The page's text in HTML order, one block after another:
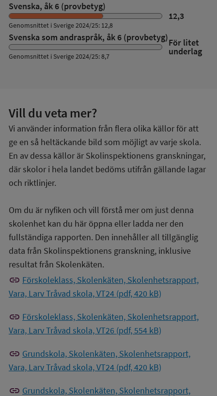
Svenska, åk 6 (provbetyg)
12,3
Genomsnittet i Sverige 2024/25: 12,8
Svenska som andraspråk, åk 6 (provbetyg)För litet
underlag
Genomsnittet i Sverige 2024/25: 8,7
Vill du veta mer?
Vi använder information från flera olika källor för att
ge en så heltäckande bild som möjligt av varje skola.
En av dessa källor är Skolinspektionens granskningar,
där skolor i hela landet bedöms utifrån gällande lagar
och riktlinjer.
Om du är nyfiken och vill förstå mer om just denna
skolenhet kan du här öppna eller ladda ner den
fullständiga rapporten. Den innehåller all tillgänglig
data från Skolinspektionens granskning, inklusive
resultat från Skolenkäten.
link Förskoleklass, Skolenkäten, Skolenhetsrapport,
Vara, Larv Tråvad skola, VT24 (pdf, 420 kB)
link Förskoleklass, Skolenkäten, Skolenhetsrapport,
Vara, Larv Tråvad skola, VT26 (pdf, 554 kB)
link Grundskola, Skolenkäten, Skolenhetsrapport,
Vara, Larv Tråvad skola, VT24 (pdf, 420 kB)
link Grundskola, Skolenkäten, Skolenhetsrapport,